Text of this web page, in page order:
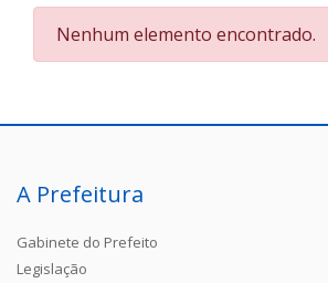
Nenhum elemento encontrado.
A Prefeitura
Gabinete do Prefeito
Legislação